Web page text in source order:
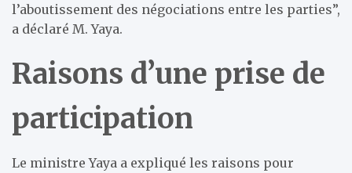
l’aboutissement des négociations entre les parties”,
a déclaré M. Yaya.
Raisons d’une prise de
participation
Le ministre Yaya a expliqué les raisons pour